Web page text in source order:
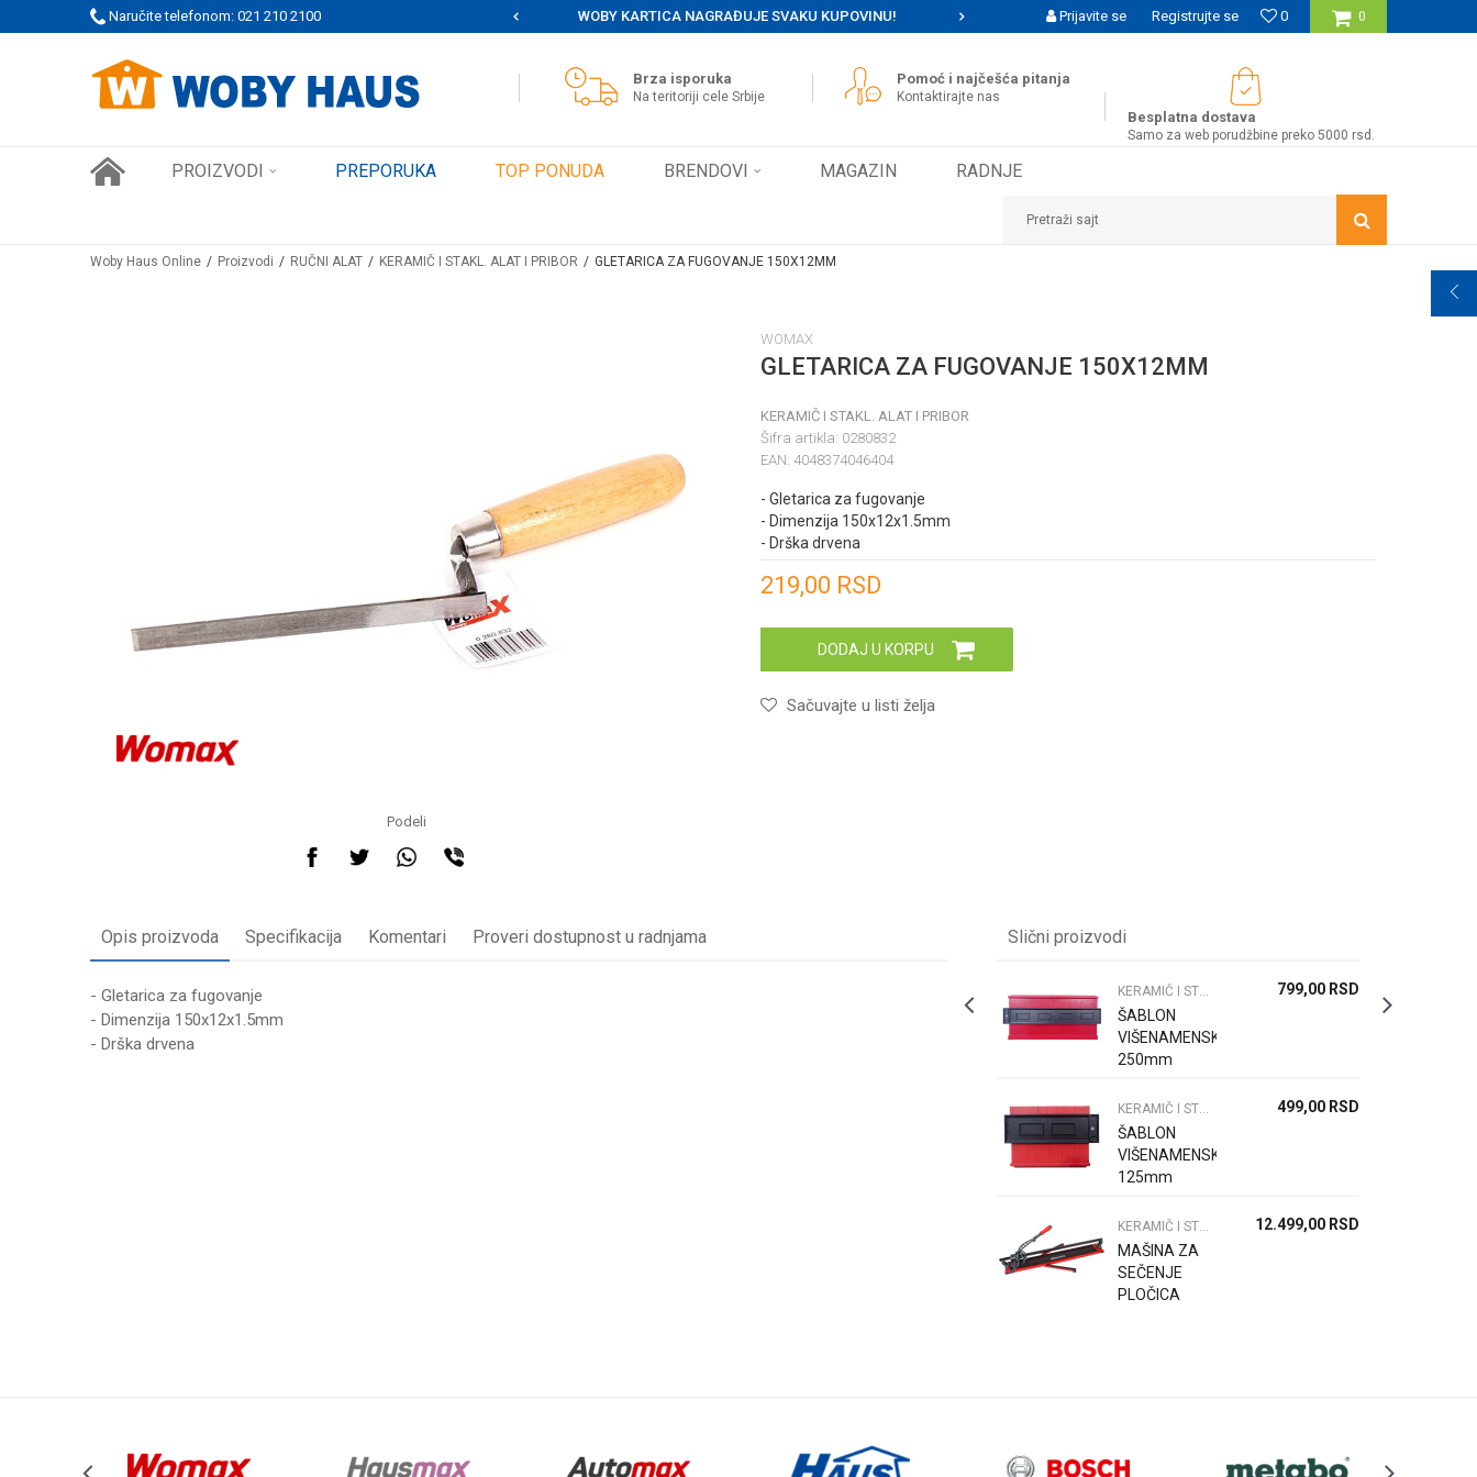
Naručite telefonom: 021 210 2100
PORUDŽBINE! SIGURNO PLAĆANJE PLATNIM KARTICAMA WOBY KARTICA NAGRAĐUJE SVAKU KUPOVINU! MOGUĆNOST BESPLATNE ISPORUKE ZA WEB PORUDŽBINE! 0
0
Prijavite se Registrujte se
Brza isporuka
Na teritoriji cele Srbije
Pomoć i najčešća pitanja
Kontaktirajte nas
Besplatna dostava
Samo za web porudžbine preko 5000 rsd.
PROIZVODI PREPORUKA TOP PONUDA BRENDOVI MAGAZIN RADNJE
Pretraži sajt
Woby Haus Online Proizvodi RUČNI ALAT KERAMIČ I STAKL. ALAT I PRIBOR GLETARICA ZA FUGOVANJE 150X12MM
Podeli
WOMAX
GLETARICA ZA FUGOVANJE 150X12MM
KERAMIČ I STAKL. ALAT I PRIBOR
Šifra artikla: 0280832
EAN: 4048374046404
- Gletarica za fugovanje
- Dimenzija 150x12x1.5mm
- Drška drvena
219,00 RSD
DODAJ U KORPU
Sačuvajte u listi želja
Opis proizvoda Specifikacija Komentari Proveri dostupnost u radnjama
- Gletarica za fugovanje
- Dimenzija 150x12x1.5mm
- Drška drvena
Slični proizvodi
KERAMIČ I STAKL. ALAT I PRIBOR
ŠABLON
VIŠENAMENSKI
250mm
799,00 RSD
KERAMIČ I STAKL. ALAT I PRIBOR
ŠABLON
VIŠENAMENSKI
125mm
499,00 RSD
KERAMIČ I STAKL. ALAT I PRIBOR
MAŠINA ZA
SEČENJE
PLOČICA
12.499,00 RSD